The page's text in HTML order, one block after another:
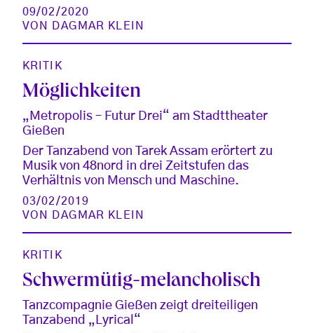
09/02/2020
VON
DAGMAR KLEIN
KRITIK
Möglichkeiten
„Metropolis – Futur Drei“ am Stadttheater
Gießen
Der Tanzabend von Tarek Assam erörtert zu
Musik von 48nord in drei Zeitstufen das
Verhältnis von Mensch und Maschine.
03/02/2019
VON
DAGMAR KLEIN
KRITIK
Schwermütig-melancholisch
Tanzcompagnie Gießen zeigt dreiteiligen
Tanzabend „Lyrical“